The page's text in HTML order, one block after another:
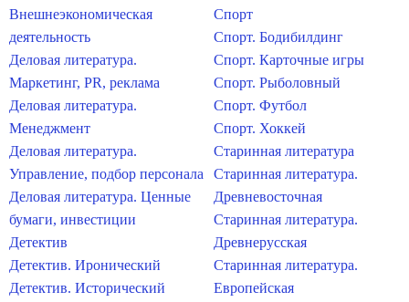
Внешнеэкономическая
деятельность
Деловая литература.
Маркетинг, PR, реклама
Деловая литература.
Менеджмент
Деловая литература.
Управление, подбор персонала
Деловая литература. Ценные
бумаги, инвестиции
Детектив
Детектив. Иронический
Детектив. Исторический
Спорт
Спорт. Бодибилдинг
Спорт. Карточные игры
Спорт. Рыболовный
Спорт. Футбол
Спорт. Хоккей
Старинная литература
Старинная литература.
Древневосточная
Старинная литература.
Древнерусская
Старинная литература.
Европейская